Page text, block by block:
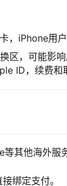
，iPhone用户
区，可能影
ID，续费和
其他海外服
绑定支付。